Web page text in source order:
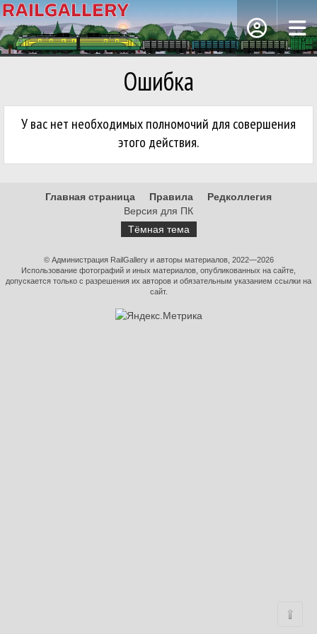
Ошибка
У вас нет необходимых полномочий для совершения
этого действия.
Главная страница Правила
Редколлегия
Версия для ПК
Тёмная тема
© Администрация RailGallery и авторы материалов, 2022—2026
Использование фотографий и иных материалов, опубликованных на сайте,
допускается только с разрешения их авторов и обязательным указанием ссылки на
сайт.